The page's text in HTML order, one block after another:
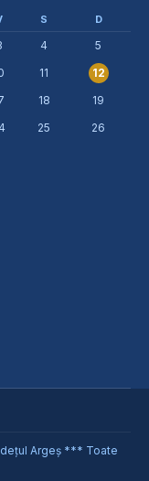
S D
4
5
11
12
18
19
25
26
Argeș *** Toate